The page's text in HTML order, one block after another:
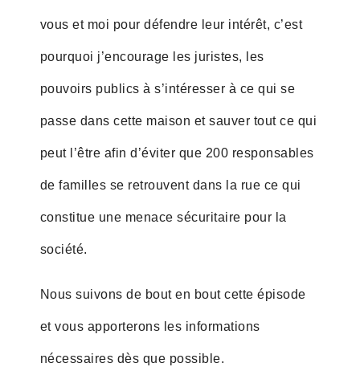
vous et moi pour défendre leur intérêt, c’est
pourquoi j’encourage les juristes, les
pouvoirs publics à s’intéresser à ce qui se
passe dans cette maison et sauver tout ce qui
peut l’être afin d’éviter que 200 responsables
de familles se retrouvent dans la rue ce qui
constitue une menace sécuritaire pour la
société.
Nous suivons de bout en bout cette épisode
et vous apporterons les informations
nécessaires dès que possible.